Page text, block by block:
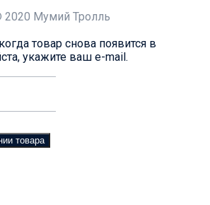
2020 Мумий Тролль
товар снова появится в
укажите ваш e-mail.
товара